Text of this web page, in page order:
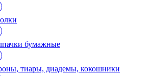
бумажные
тиары, диадемы, кокошники